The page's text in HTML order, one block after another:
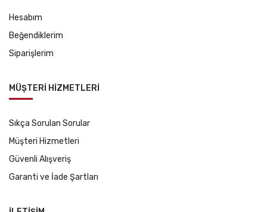
Hesabım
Beğendiklerim
Siparişlerim
MÜŞTERİ HİZMETLERİ
Sıkça Sorulan Sorular
Müşteri Hizmetleri
Güvenli Alışveriş
Garanti ve İade Şartları